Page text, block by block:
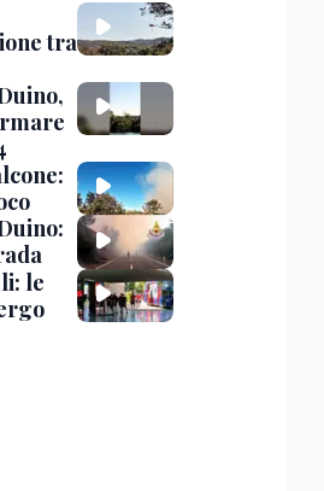
tra
le